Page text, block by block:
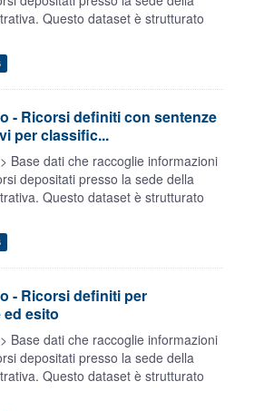
Questo dataset è strutturato
- Ricorsi definiti con sentenze
per classific...
Base dati che raccoglie informazioni
depositati presso la sede della
Questo dataset è strutturato
- Ricorsi definiti per
esito
Base dati che raccoglie informazioni
depositati presso la sede della
Questo dataset è strutturato